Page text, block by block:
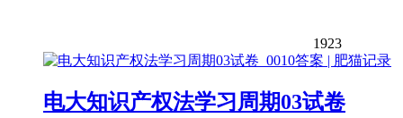
1923
电大知识产权法学习周期03试卷